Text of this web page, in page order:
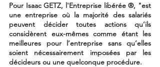
Pour Isaac GETZ, l'Entreprise libérée ®, "est
une entreprise où la majorité des salariés
peuvent décider toutes actions qu’ils
considèrent eux-mêmes comme étant les
meilleures pour l’entreprise sans qu’elles
soient nécessairement imposées par les
décideurs ou une quelconque procédure.